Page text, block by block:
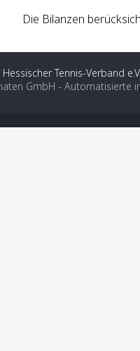
Die Bilanzen
Tennis-Verband
GmbH - Automatisierte